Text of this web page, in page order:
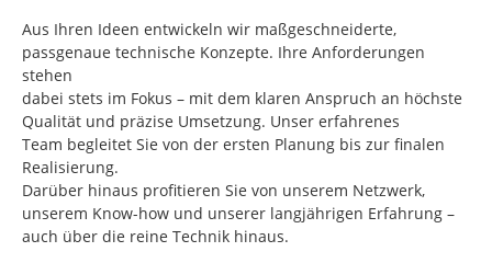
Aus Ihren Ideen entwickeln wir maßgeschneiderte,
passgenaue technische Konzepte. Ihre Anforderungen
stehen
dabei stets im Fokus – mit dem klaren Anspruch an höchste
Qualität und präzise Umsetzung. Unser erfahrenes
Team begleitet Sie von der ersten Planung bis zur finalen
Realisierung.
Darüber hinaus profitieren Sie von unserem Netzwerk,
unserem Know-how und unserer langjährigen Erfahrung –
auch über die reine Technik hinaus.